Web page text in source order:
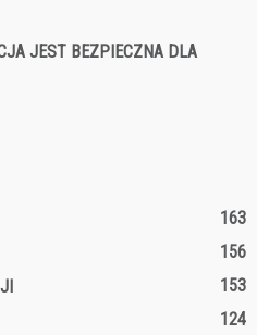
JEST BEZPIECZNA DLA
163
156
153
124